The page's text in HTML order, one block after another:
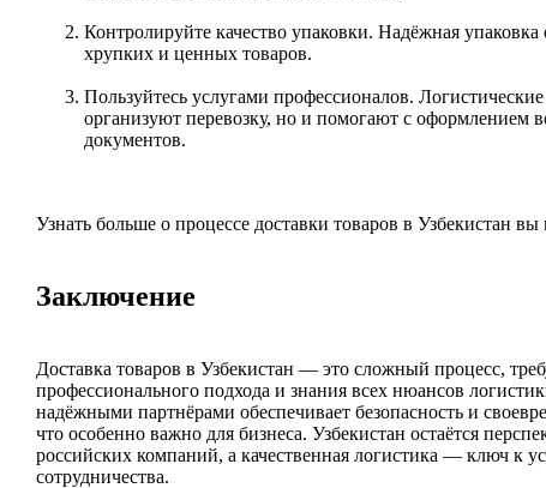
Контролируйте качество упаковки. Надёжная
хрупких и ценных товаров.
Пользуйтесь услугами профессионалов.
организуют перевозку, но и помогают с оформлением
документов.
Узнать больше о процессе доставки товаров в Узбекистан
Заключение
Доставка товаров в Узбекистан — это сложный процесс,
профессионального подхода и знания всех нюансов
надёжными партнёрами обеспечивает безопасность и
что особенно важно для бизнеса. Узбекистан остаётся
российских компаний, а качественная логистика — ключ к
сотрудничества.